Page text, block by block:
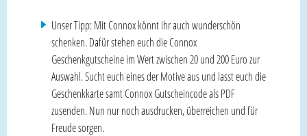
Unser Tipp: Mit Connox könnt ihr auch wunderschön
schenken. Dafür stehen euch die Connox
Geschenkgutscheine im Wert zwischen 20 und 200 Euro zur
Auswahl. Sucht euch eines der Motive aus und lasst euch die
Geschenkkarte samt Connox Gutscheincode als PDF
zusenden. Nun nur noch ausdrucken, überreichen und für
Freude sorgen.